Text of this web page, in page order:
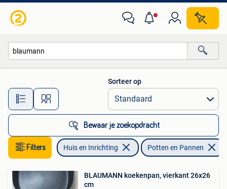
Alle afstanden…
Sorteer op
Bewaar je zoekopdracht
Filters Huis en Inrichting Potten en Pannen
BLAUMANN koekenpan, vierkant 26x26
cm